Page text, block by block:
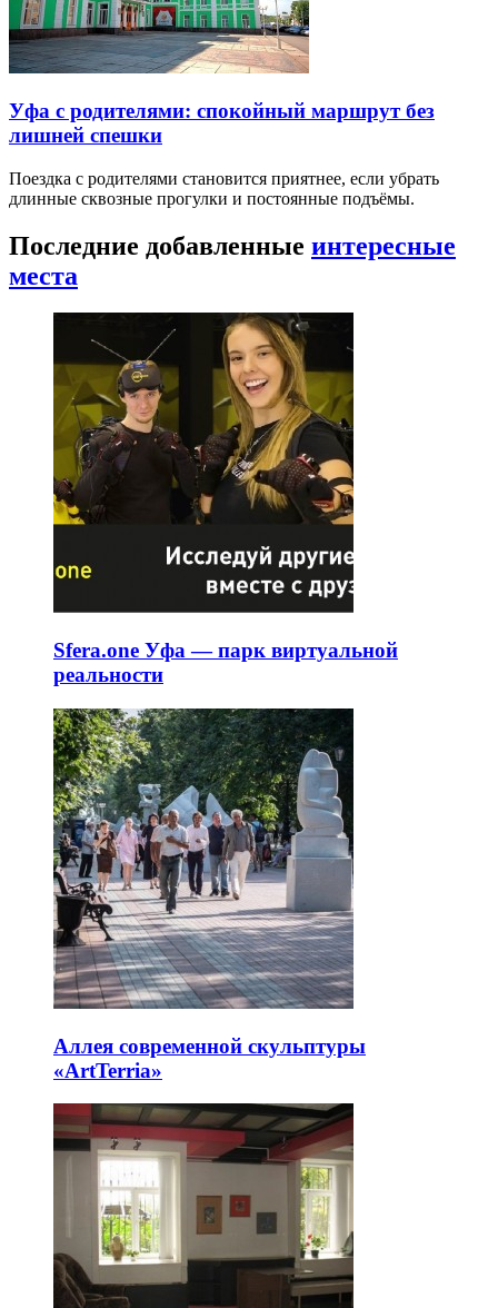
Уфа с родителями: спокойный маршрут без
лишней спешки
Поездка с родителями становится приятнее, если убрать
длинные сквозные прогулки и постоянные подъёмы.
Последние добавленные интересные
места
Sfera.one Уфа — парк виртуальной
реальности
Аллея современной скульптуры
«ArtTerria»